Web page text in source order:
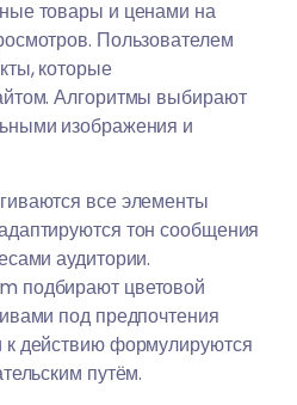
товары и ценами на
Пользователем
которые
Алгоритмы выбирают
изображения и
все элементы
тон сообщения
аудитории.
подбирают цветовой
под предпочтения
действию формулируются
путём.